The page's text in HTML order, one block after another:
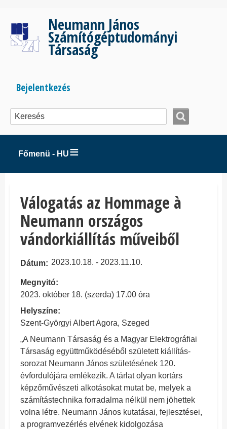
tartalomra
Neumann János
Számítógéptudományi
Társaság
Bejelentkezés
menüje
Bejelentkezés
Főmenü - HU
Válogatás az Hommage à
Neumann országos
vándorkiállítás műveiből
Dátum 2023.10.18. - 2023.11.10.
Megnyitó:
2023. október 18. (szerda) 17.00 óra
Helyszíne:
Szent-Györgyi Albert Agora, Szeged
„A Neumann Társaság és a Magyar Elektrográfiai
Társaság együttműködéséből született kiállítás-
sorozat Neumann János születésének 120.
évfordulójára emlékezik. A tárlat olyan kortárs
képzőművészeti alkotásokat mutat be, melyek a
számítástechnika forradalma nélkül nem jöhettek
volna létre. Neumann János kutatásai, fejlesztései,
a programvezérlés elvének kidolgozása